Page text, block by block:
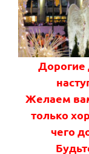
Дорогие
Желаем
только
чего